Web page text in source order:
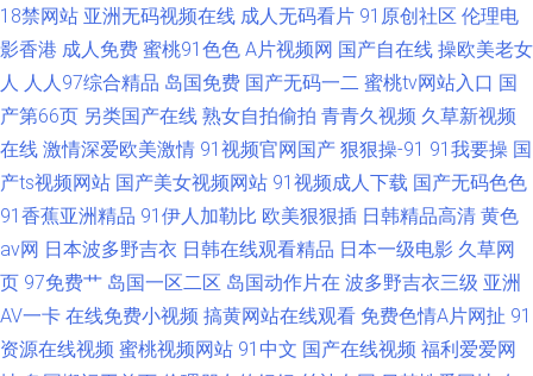
18禁网站 亚洲无码视频在线 成人无码看片 91原创社区 伦理电
影香港 成人免费 蜜桃91色色 A片视频网 国产自在线 操欧美老女
人 人人97综合精品 岛国免费 国产无码一二 蜜桃tv网站入口 国
产第66页 另类国产在线 熟女自拍偷拍 青青久视频 久草新视频
在线 激情深爱欧美激情 91视频官网国产 狠狠操-91 91我要操 国
产ts视频网站 国产美女视频网站 91视频成人下载 国产无码色色
91香蕉亚洲精品 91伊人加勒比 欧美狠狠插 日韩精品高清 黄色
av网 日本波多野吉衣 日韩在线观看精品 日本一级电影 久草网
页 97免费艹 岛国一区二区 岛国动作片在 波多野吉衣三级 亚洲
AV一卡 在线免费小视频 搞黄网站在线观看 免费色情A片网扯 91
资源在线视频 蜜桃视频网站 91中文 国产在线视频 福利爱爱网